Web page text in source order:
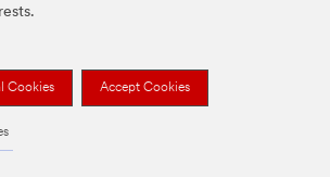
Cookies Accept Cookies